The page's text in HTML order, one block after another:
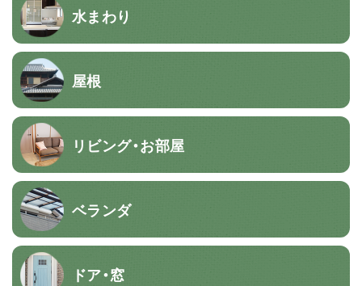
水まわり
屋根
リビング・お部屋
ベランダ
ドア・窓